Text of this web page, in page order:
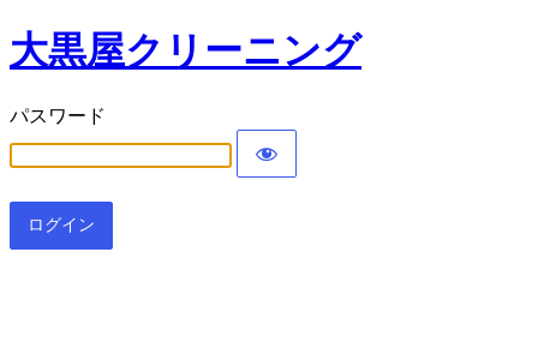
大黒屋クリーニング
パスワード